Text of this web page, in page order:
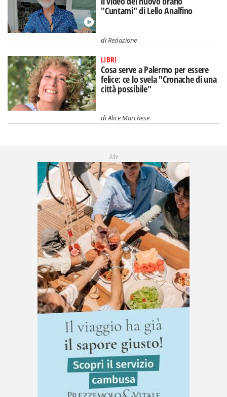
"Cuntami" di Lello Analfino
diRedazione
LIBRI
Cosa serve a Palermo per essere
felice: ce lo svela "Cronache di una
città possibile"
diAlice Marchese
Adv